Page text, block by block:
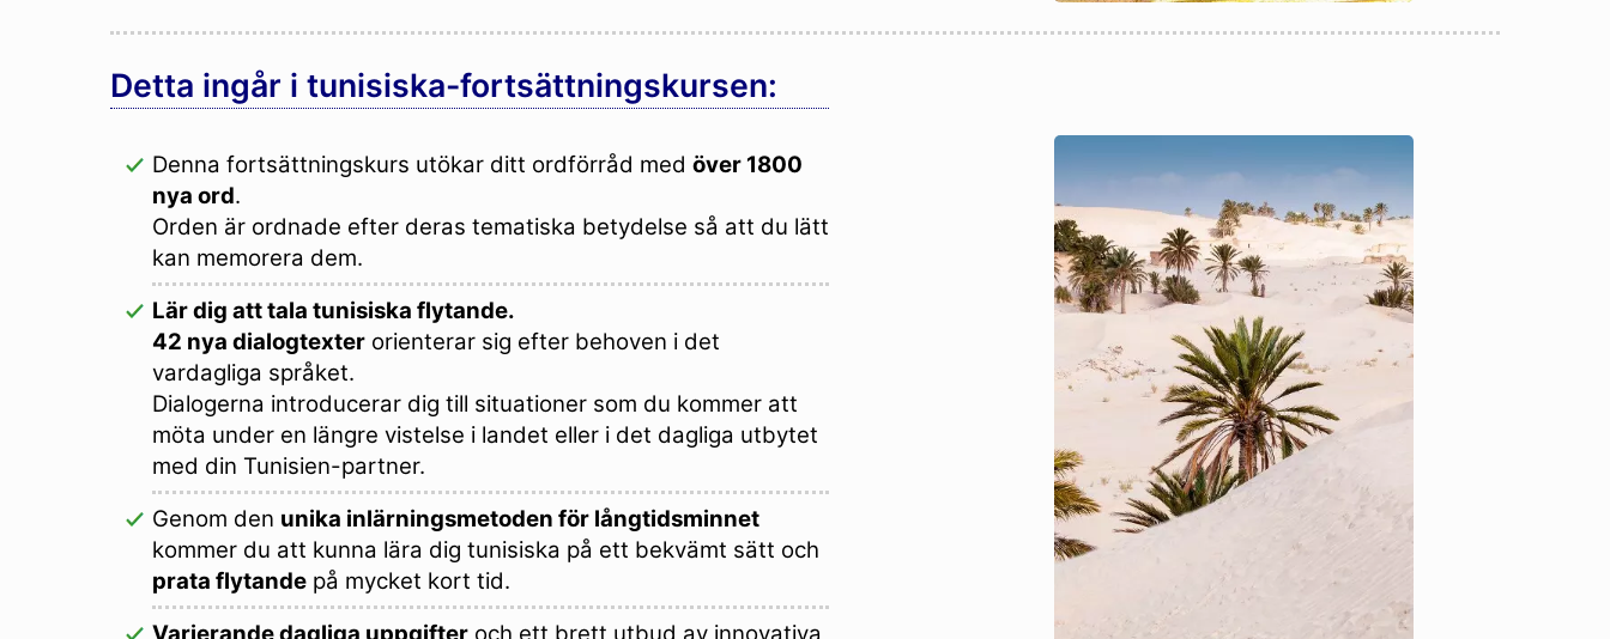
Detta ingår i tunisiska-fortsättningskursen:
Denna fortsättningskurs utökar ditt ordförråd med över 1800
nya ord.
Orden är ordnade efter deras tematiska betydelse så att du lätt
kan memorera dem.
Lär dig att tala tunisiska flytande.
42 nya dialogtexter orienterar sig efter behoven i det
vardagliga språket.
Dialogerna introducerar dig till situationer som du kommer att
möta under en längre vistelse i landet eller i det dagliga utbytet
med din Tunisien-partner.
Genom den unika inlärningsmetoden för långtidsminnet
kommer du att kunna lära dig tunisiska på ett bekvämt sätt och
prata flytande på mycket kort tid.